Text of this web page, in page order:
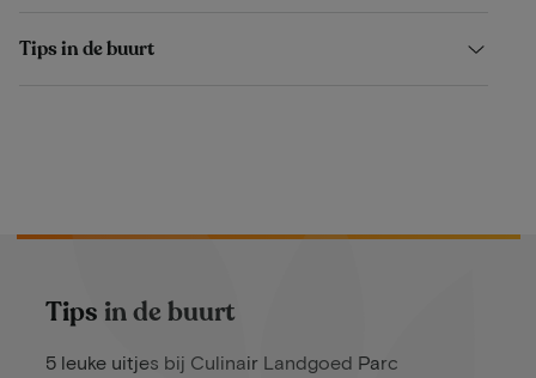
Tips in de buurt
Tips in de buurt
5 leuke uitjes bij Culinair Landgoed Parc